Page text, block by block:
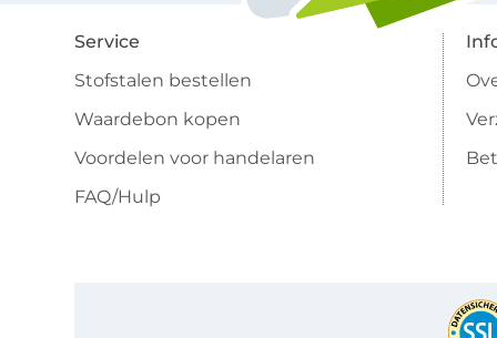
Service
Stofstalen bestellen
Waardebon kopen
Voordelen voor handelaren
FAQ/Hulp